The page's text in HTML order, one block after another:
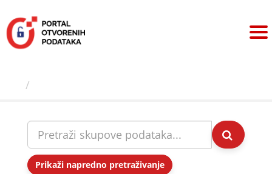
sadržaj
Prikaži napredno pretraživanje